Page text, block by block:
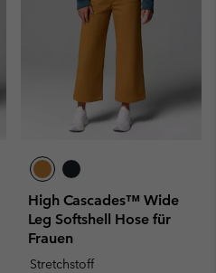
High Cascades™ Wide
Leg Softshell Hose für
Frauen
Stretchstoff